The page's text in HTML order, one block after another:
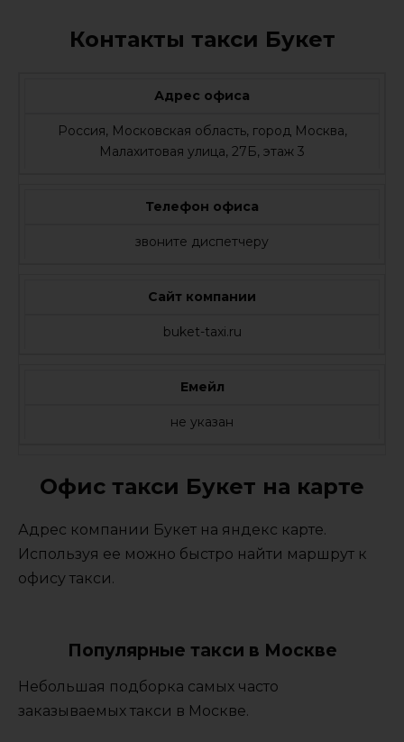
Контакты такси Букет
Адрес офиса
Россия, Московская область, город Москва,
Малахитовая улица, 27Б, этаж 3
Телефон офиса
звоните диспетчеру
Сайт компании
buket-taxi.ru
Емейл
не указан
Офис такси Букет на карте
Адрес компании Букет на яндекс карте.
Используя ее можно быстро найти маршрут к
офису такси.
Популярные такси в Москве
Небольшая подборка самых часто
заказываемых такси в Москве.